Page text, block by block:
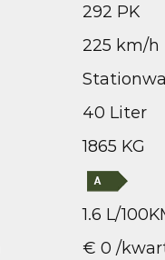
292 PK
225 km/h
40 Liter
1865 KG
1.6 L/
€ 0 /